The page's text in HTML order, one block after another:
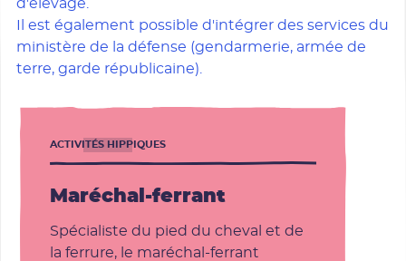
d'élevage.
Il est également possible d'intégrer des services du
ministère de la défense (gendarmerie, armée de
terre, garde républicaine).
ACTIVITÉS HIPPIQUES
Maréchal-ferrant
Spécialiste du pied du cheval et de
la ferrure, le maréchal-ferrant